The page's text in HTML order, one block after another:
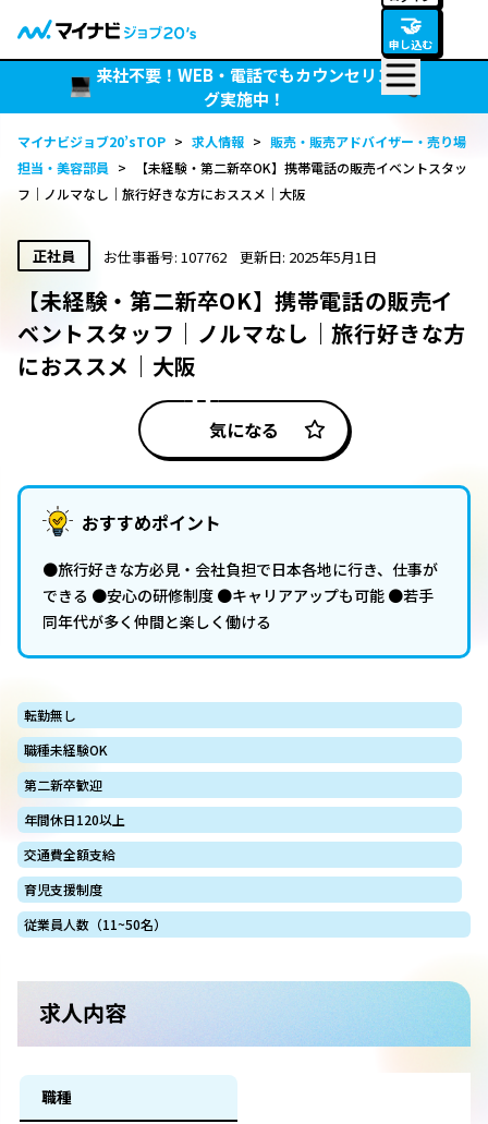
🤝
申し込む
来社不要！WEB・電話でもカウンセリン
グ実施中！
マイナビジョブ20’sTOP > 求人情報 > 販売・販売アドバイザー・売り場
担当・美容部員 >
【未経験・第二新卒OK】携帯電話の販売イベントスタッ
フ｜ノルマなし｜旅行好きな方におススメ｜大阪
正社員 お仕事番号: 107762 更新日: 2025年5月1日
【未経験・第二新卒OK】携帯電話の販売イ
ベントスタッフ｜ノルマなし｜旅行好きな方
におススメ｜大阪
気になる
おすすめポイント
●旅行好きな方必見・会社負担で日本各地に行き、仕事が
できる ●安心の研修制度 ●キャリアアップも可能 ●若手
同年代が多く仲間と楽しく働ける
転勤無し
職種未経験OK
第二新卒歓迎
年間休日120以上
交通費全額支給
育児支援制度
従業員人数（11~50名）
求人内容
職種